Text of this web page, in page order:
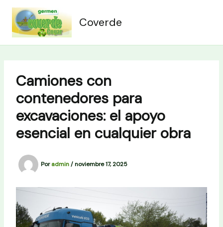
contenido
Coverde
Camiones con
contenedores para
excavaciones: el apoyo
esencial en cualquier obra
Poradmin/noviembre 17, 2025